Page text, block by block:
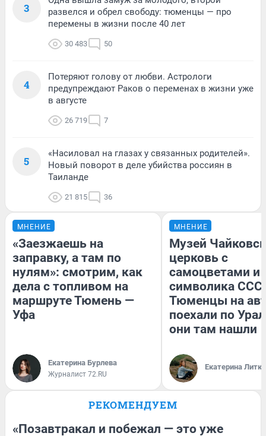
3
развелся и обрел свободу: тюменцы — про
перемены в жизни после 40 лет
30 483 50
4
Потеряют голову от любви. Астрологи
предупреждают Раков о переменах в жизни уже
в августе
26 719 7
5
«Насиловал на глазах у связанных родителей».
Новый поворот в деле убийства россиян в
Таиланде
21 815 36
МНЕНИЕ
«Заезжаешь на
заправку, а там по
нулям»: смотрим, как
дела с топливом на
маршруте Тюмень —
Уфа
Екатерина Бурлева
Журналист 72.RU
МНЕНИЕ
Музей
церковь с
самоцветами и
символика
Тюменцы на
поехали по
они там нашли
Екатерина
РЕКОМЕНДУЕМ
«Позавтракал и побежал — это уже